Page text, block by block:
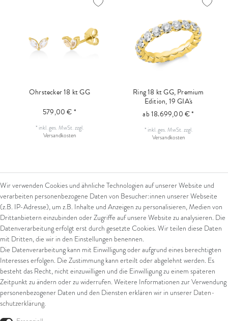
Ohrstecker 18 kt GG
579,00 € *
* inkl. ges. MwSt.zzgl.
Versandkosten
Ring 18 kt GG, Premium
Edition, 19 GIA's
ab 18.699,00 € *
* inkl. ges. MwSt.zzgl.
Versandkosten
Kontakt
Kontaktformular
Arena in Arte GmbH
Marktgasse 2,
8600 Dübendorf
Tel: +41 44 821 60 40
info@goldschmiede-
Rechtliches
AGB
Impressum
Datenschutz
Widerrufsrecht
Zahlung und Versand
Widerrufsformular
Wir verwenden Cookies und ähnliche Technologien auf unserer Website und
verarbeiten personenbezogene Daten von Besucher:innen unserer Webseite
(z.B. IP-Adresse), um z.B. Inhalte und Anzeigen zu personalisieren, Medien von
Drittanbietern einzubinden oder Zugriffe auf unsere Website zu analysieren. Die
Datenverarbeitung erfolgt erst durch gesetzte Cookies. Wir teilen diese Daten
mit Dritten, die wir in den Einstellungen benennen.
Die Datenverarbeitung kann mit Einwilligung oder aufgrund eines berechtigten
Interesses erfolgen. Die Zustimmung kann erteilt oder abgelehnt werden. Es
besteht das Recht, nicht einzuwilligen und die Einwilligung zu einem späteren
Zeitpunkt zu ändern oder zu widerrufen. Weitere Informationen zur Verwendung
personenbezogener Daten und den Diensten erklären wir in unserer Daten­
schutz­erklärung.